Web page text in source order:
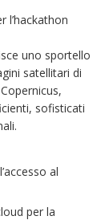
l’hackathon
uno sportello
satellitari di
sofisticati
al
per la